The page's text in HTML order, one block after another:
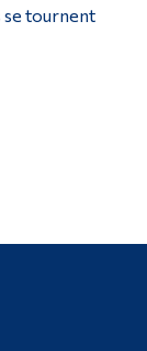
se tournent
et